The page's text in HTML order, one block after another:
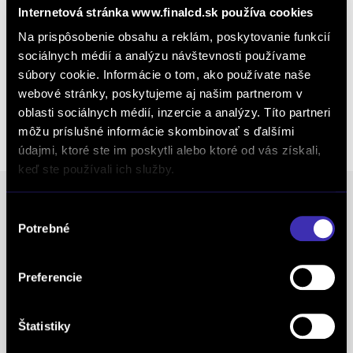
Internetová stránka www.finalcd.sk používa cookies
Na prispôsobenie obsahu a reklám, poskytovanie funkcií
sociálnych médií a analýzu návštevnosti používame
súbory cookie. Informácie o tom, ako používate naše
webové stránky, poskytujeme aj našim partnerom v
oblasti sociálnych médií, inzercie a analýzy. Títo partneri
môžu príslušné informácie skombinovať s ďalšími
údajmi, ktoré ste im poskytli alebo ktoré od vás získali,
keď ste používali ich služby.
súhlasu
Potrebné
Preferencie
Štatistiky
Výkup vozidiel
FINAL-CD získalo prestížny certifikát AAA Highest
najdôležitejších Európskych štandardov
definujúcich kvalitu obchodnej činnosti. Je